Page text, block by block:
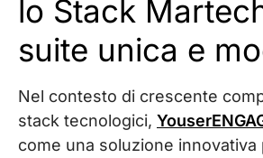
lo Stack
suite unica e
Nel contesto di crescente
stack tecnologici,
come una soluzione